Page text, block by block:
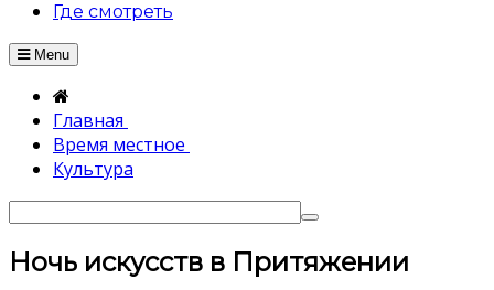
Где смотреть
Menu
Главная
Время местное
Культура
Ночь искусств в Притяжении